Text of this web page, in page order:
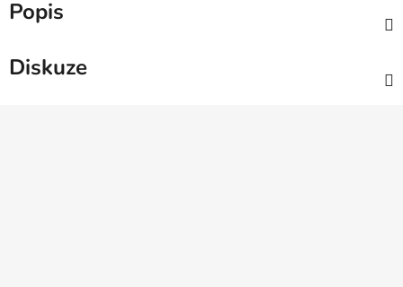
Popis
Diskuze